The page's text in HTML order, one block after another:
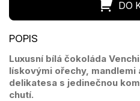
Luxusní bílá čokoláda
lískovými ořechy,
delikatesa s jedinečnou
chutí.